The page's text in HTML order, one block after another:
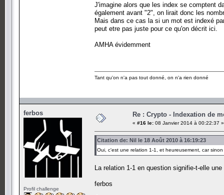
J'imagine alors que les index se comptent
également avant "2", on lirait donc les
Mais dans ce cas la si un mot est indexé
peut etre pas juste pour ce qu'on décrit ici.
AMHA évidemment
Tant qu'on n'a pas tout donné, on n'a rien donné
ferbos
Profil challenge
Re : Crypto - Indexation de
« #16 le: 08 Janvier 2014 à 00:22:37 »
Citation de: Nil le 18 Août 2010 à 16:19:23
Oui, c'est une relation 1-1, et heureusement, car
La relation 1-1 en question signifie-t-elle
ferbos